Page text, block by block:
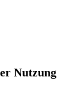
Nutzung